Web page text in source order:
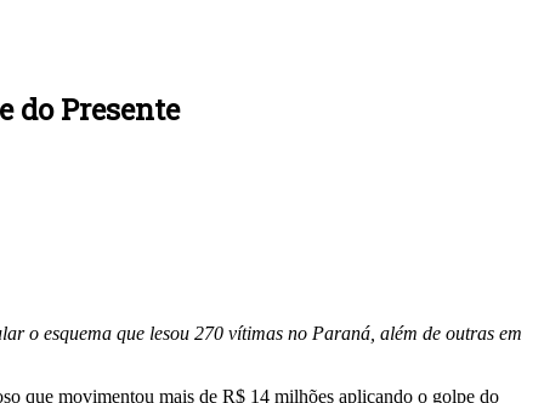
do Presente
o esquema que lesou 270 vítimas no Paraná, além de outras em
que movimentou mais de R$ 14 milhões aplicando o golpe do